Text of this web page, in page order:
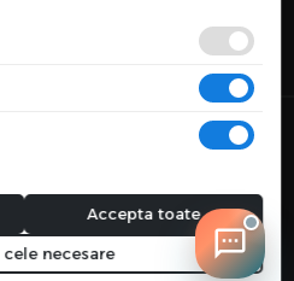
site-ul nostru. Aceștia le
oferite de dvs. sau culese în
necesare
Accepta toate